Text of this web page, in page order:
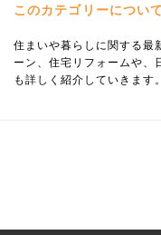
このカテゴリーについて
住まいや暮らしに関する最
ーン、住宅リフォームや、
も詳しく紹介していきます。